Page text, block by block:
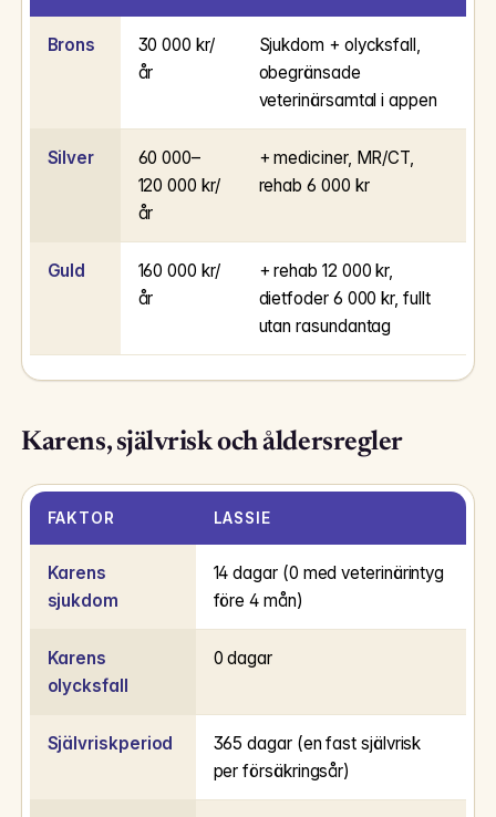
Brons
30 000 kr/
år
Sjukdom + olycksfall,
obegränsade
veterinärsamtal i appen
Silver
60 000–
120 000 kr/
år
+ mediciner, MR/CT,
rehab 6 000 kr
Guld
160 000 kr/
år
+ rehab 12 000 kr,
dietfoder 6 000 kr, fullt
utan rasundantag
Karens, självrisk och åldersregler
FAKTOR LASSIE
Karens
sjukdom
14 dagar (0 med veterinärintyg
före 4 mån)
Karens
olycksfall
0 dagar
Självriskperiod
365 dagar (en fast självrisk
per försäkringsår)